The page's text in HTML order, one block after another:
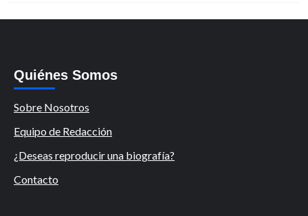
Quiénes Somos
Sobre Nosotros
Equipo de Redacción
¿Deseas reproducir una biografía?
Contacto